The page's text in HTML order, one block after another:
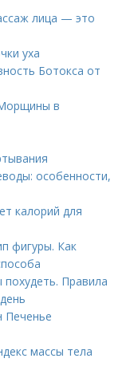
лица — это
уха
Ботокса от
в
особенности,
калорий для
фигуры. Как
Правила
Печенье
массы тела